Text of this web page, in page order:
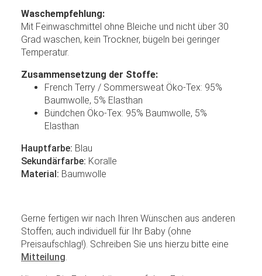
Waschempfehlung:
Mit Feinwaschmittel ohne Bleiche und nicht über 30
Grad waschen, kein Trockner, bügeln bei geringer
Temperatur.
Zusammensetzung der Stoffe:
French Terry / Sommersweat Öko-Tex: 95%
Baumwolle, 5% Elasthan
Bündchen Öko-Tex: 95% Baumwolle, 5%
Elasthan
Hauptfarbe: Blau
Sekundärfarbe: Koralle
Material: Baumwolle
Gerne fertigen wir nach Ihren Wünschen aus anderen
Stoffen; auch individuell für Ihr Baby (ohne
Preisaufschlag!). Schreiben Sie uns hierzu bitte eine
Mitteilung